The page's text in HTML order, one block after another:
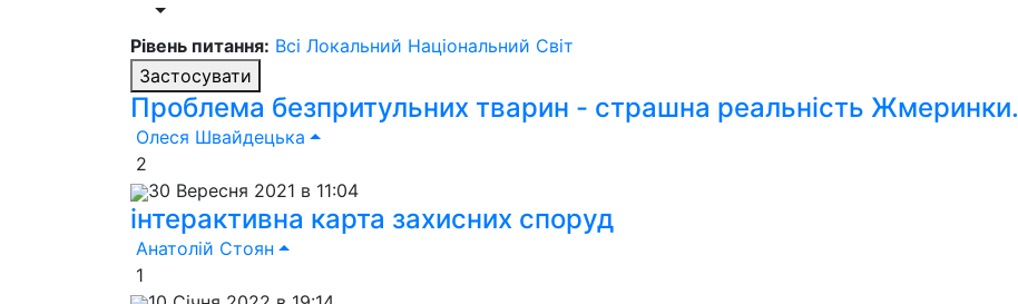
Рівень питання: Всі Локальний Національний Світ
Застосувати
Проблема безпритульних тварин - страшна реальність Жмеринки.
Олеся Швайдецька
2
30 Вересня 2021 в 11:04
інтерактивна карта захисних споруд
Анатолій Стоян
1